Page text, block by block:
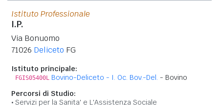
Istituto Professionale
I.P.
Via Bonuomo
71026 Deliceto FG
Istituto principale:
FGIS05400L Bovino-Deliceto - I. Oc. Bov.-Del. - Bovino
Percorsi di Studio:
Servizi per la Sanita' e L'Assistenza Sociale